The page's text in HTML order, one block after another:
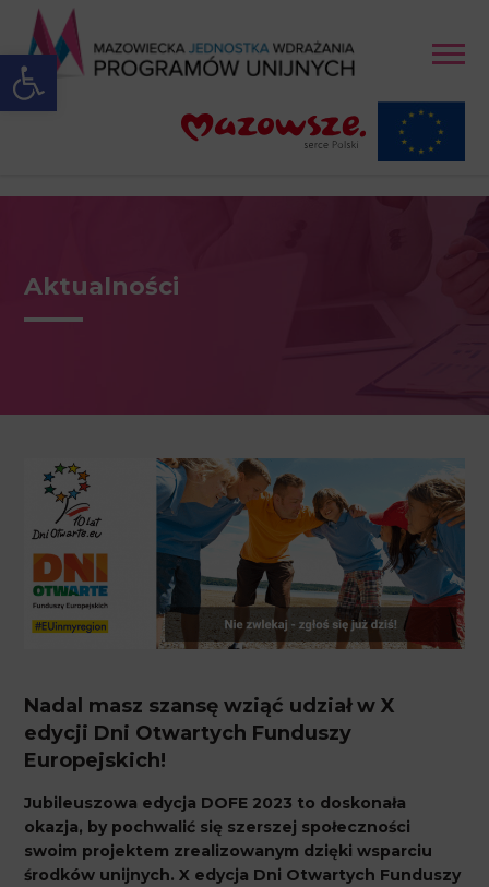
Open toolbar
Aktualności
Nadal masz szansę wziąć udział w X
edycji Dni Otwartych Funduszy
Europejskich!
Jubileuszowa edycja DOFE 2023 to doskonała
okazja, by pochwalić się szerszej społeczności
swoim projektem zrealizowanym dzięki wsparciu
środków unijnych. X edycja Dni Otwartych Funduszy